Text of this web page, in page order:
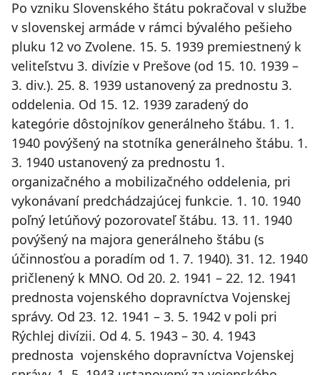
Po vzniku Slovenského štátu pokračoval v službe
v slovenskej armáde v rámci bývalého pešieho
pluku 12 vo Zvolene. 15. 5. 1939 premiestnený k
veliteľstvu 3. divízie v Prešove (od 15. 10. 1939 –
3. div.). 25. 8. 1939 ustanovený za prednostu 3.
oddelenia. Od 15. 12. 1939 zaradený do
kategórie dôstojníkov generálneho štábu. 1. 1.
1940 povýšený na stotníka generálneho štábu. 1.
3. 1940 ustanovený za prednostu 1.
organizačného a mobilizačného oddelenia, pri
vykonávaní predchádzajúcej funkcie. 1. 10. 1940
poľný letúňový pozorovateľ štábu. 13. 11. 1940
povýšený na majora generálneho štábu (s
účinnosťou a poradím od 1. 7. 1940). 31. 12. 1940
pričlenený k MNO. Od 20. 2. 1941 – 22. 12. 1941
prednosta vojenského dopravníctva Vojenskej
správy. Od 23. 12. 1941 – 3. 5. 1942 v poli pri
Rýchlej divízii. Od 4. 5. 1943 – 30. 4. 1943
prednosta vojenského dopravníctva Vojenskej